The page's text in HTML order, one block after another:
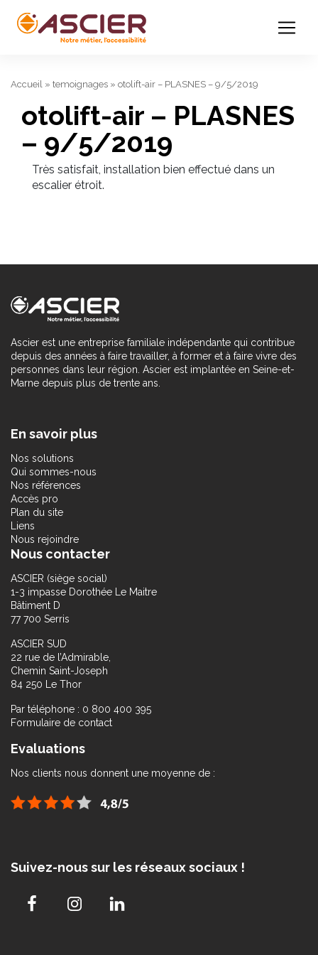
Accueil » temoignages » otolift-air – PLASNES – 9/5/2019
otolift-air – PLASNES
– 9/5/2019
Très satisfait, installation bien effectué dans un
escalier étroit.
Ascier est une entreprise familiale indépendante qui contribue
depuis des années à faire travailler, à former et à faire vivre des
personnes dans leur région. Ascier est implantée en Seine-et-
Marne depuis plus de trente ans.
En savoir plus
Nos solutions
Qui sommes-nous
Nos références
Accès pro
Plan du site
Liens
Nous rejoindre
Nous contacter
ASCIER (siège social)
1-3 impasse Dorothée Le Maitre
Bâtiment D
77 700 Serris
ASCIER SUD
22 rue de l’Admirable,
Chemin Saint-Joseph
84 250 Le Thor
Par téléphone : 0 800 400 395
Formulaire de contact
Evaluations
Nos clients nous donnent une moyenne de :
Suivez-nous sur les réseaux sociaux !